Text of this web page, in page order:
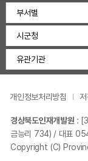
부서별
시군청
유관기관
개인정보처리방침
경상북도인재개발원 :
금능리 734) / 대표
Copyright (C)